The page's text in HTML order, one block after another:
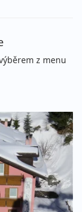
z menu